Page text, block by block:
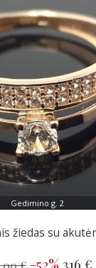
Gedimino g. 2
žiedas su
€ -52% 316 €